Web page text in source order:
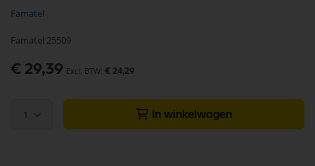
Famatel
Famatel 25509
€ 29,39 € 24,29
1 In winkelwagen
van
afbeeldingen-